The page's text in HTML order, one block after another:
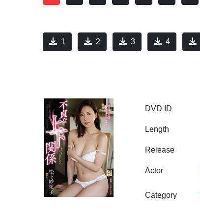
1 2 3 4
DVD ID
Length
Release
Actor
Category